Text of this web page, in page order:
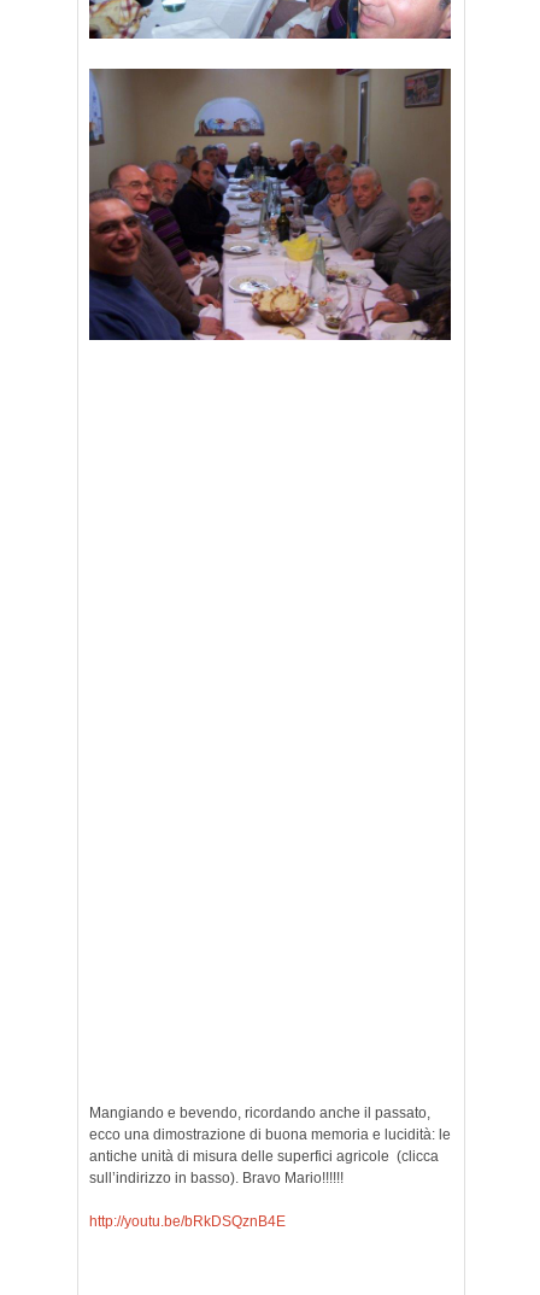
Mangiando e bevendo, ricordando anche il passato,
ecco una dimostrazione di buona memoria e lucidità: le
antiche unità di misura delle superfici agricole (clicca
sull’indirizzo in basso). Bravo Mario!!!!!!
http://youtu.be/bRkDSQznB4E